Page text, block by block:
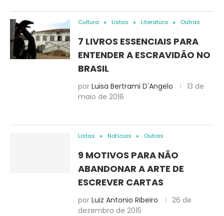
Cultura Listas Literatura Outras
7 LIVROS ESSENCIAIS PARA
ENTENDER A ESCRAVIDÃO NO
BRASIL
por Luisa Bertrami D'Angelo
13 de
maio de 2016
Listas Notícias Outras
9 MOTIVOS PARA NÃO
ABANDONAR A ARTE DE
ESCREVER CARTAS
por Luiz Antonio Ribeiro
26 de
dezembro de 2015